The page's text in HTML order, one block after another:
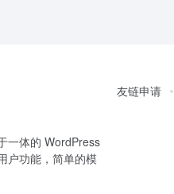
一体的 WordPress
户功能，简单的模
友链申请